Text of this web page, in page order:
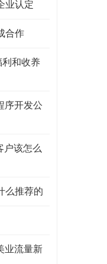
业认定
合作
利和收养
序开发公
户该怎么
么推荐的
业流量新